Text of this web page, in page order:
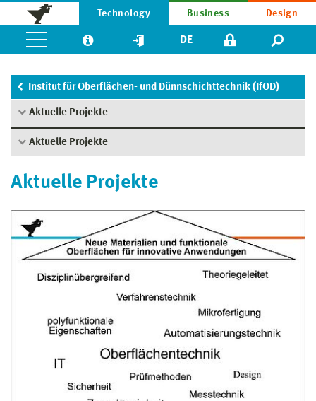
Technology Business Design
DE
Institut für Oberflächen- und Dünnschichttechnik (IfOD)
Aktuelle Projekte
Aktuelle Projekte
Aktuelle Projekte